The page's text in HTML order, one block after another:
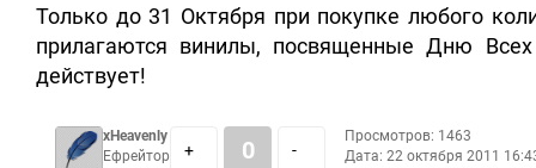
Только до 31 Октября при покупке любого
прилагаются винилы, посвященные Дню
действует!
xHeavenly
Ефрейтор
+ 0 -
Просмотров: 1463
Дата: 22 октября 2011